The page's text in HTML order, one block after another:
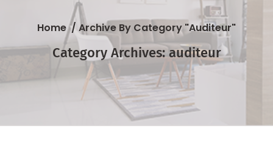
Home/ Archive By Category "auditeur"
Category Archives: auditeur